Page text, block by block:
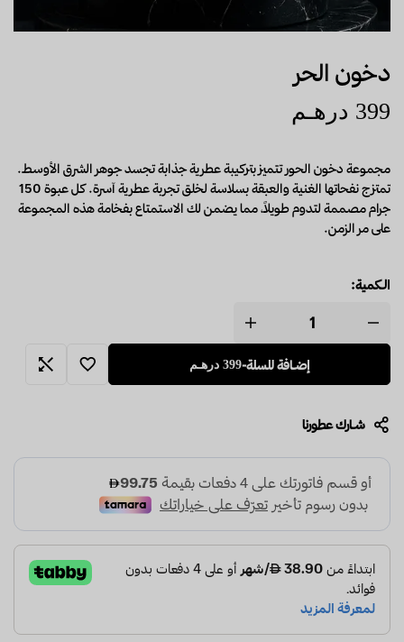
دخون الحر
399 درهـم
مجموعة دخون الحور تتميز بتركيبة عطرية جذابة تجسد جوهر الشرق الأوسط.
تمتزج نفحاتها الغنية والعبقة بسلاسة لخلق تجربة عطرية آسرة. كل عبوة 150
جرام مصممة لتدوم طويلاً، مما يضمن لك الاستمتاع بفخامة هذه المجموعة
على مر الزمن.
الـكمية:
إضـافة للسلة-
399 درهـم
شـارك عطـورنا